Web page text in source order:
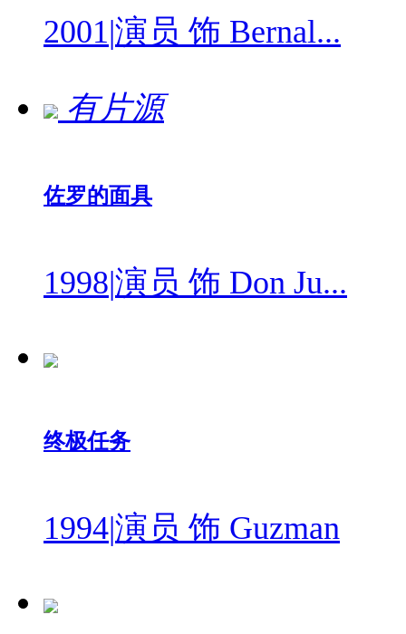
2001|演员 饰 Bernal...
有片源
佐罗的面具
1998|演员 饰 Don Ju...
终极任务
1994|演员 饰 Guzman